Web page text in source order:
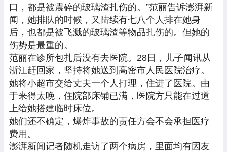
口，都是被震碎的玻璃渣扎伤的。”范丽告诉澎湃新
闻，她排队的时候，又陆续有七八个人排在她身
后，也都是被飞溅的玻璃渣等物品扎伤的。但她的
伤势是最重的。
范丽在诊所包扎后没有去医院。28日，儿子闻讯从
浙江赶回家，坚持将她送到高密市人民医院治疗。
她将小超市交给丈夫一个人打理，住进了医院。由
于来得太晚，住院部床铺已满，医院方只能在过道
上给她搭建临时床位。
她们还不确定，爆炸事故的责任方会不会承担医疗
费用。
澎湃新闻记者随机走访了两个病房，里面均有因友